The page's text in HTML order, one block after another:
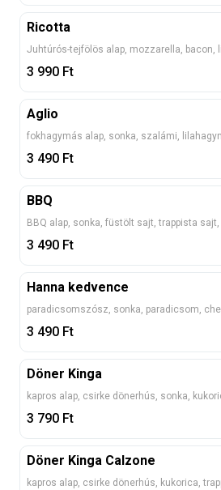
Ricotta
3 990 Ft
Aglio
3 490 Ft
BBQ
3 490 Ft
Hanna kedvence
3 490 Ft
Döner Kinga
kapros alap, csirke dönerhús, sonka,
3 790 Ft
Döner Kinga Calzone
kapros alap, csirke dönerhús, kukorica,